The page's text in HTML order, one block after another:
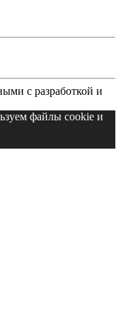
с разработкой и
файлы cookie и